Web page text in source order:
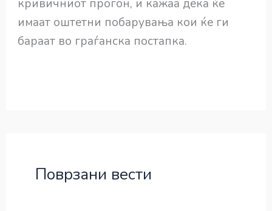
кривичниот прогон, и кажаа дека ќе
имаат оштетни побарувања кои ќе ги
бараат во граѓанска постапка.
Поврзани вести